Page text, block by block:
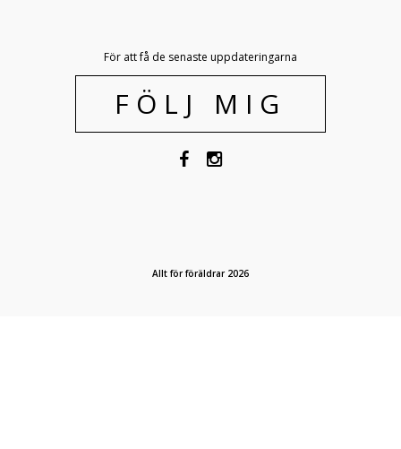
För att få de senaste uppdateringarna
FÖLJ MIG
Allt för föräldrar 2026